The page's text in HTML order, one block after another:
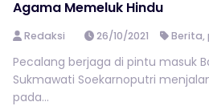
Agama Memeluk Hindu
Redaksi 26/10/2021 Berita,
Pecalang berjaga di pintu masuk
Sukmawati Soekarnoputri
pada...